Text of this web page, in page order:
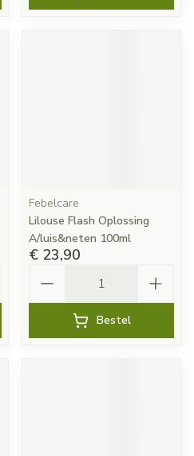
Febelcare
Lilouse Flash Oplossing
A/luis&neten 100ml
€ 23,90
Bestel